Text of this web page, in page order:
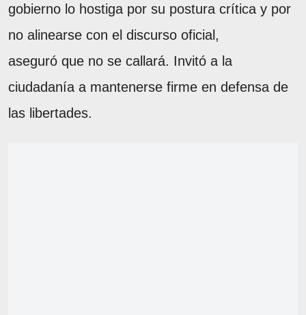
gobierno lo hostiga por su postura crítica y por
no alinearse con el discurso oficial,
aseguró que no se callará. Invitó a la
ciudadanía a mantenerse firme en defensa de
las libertades.